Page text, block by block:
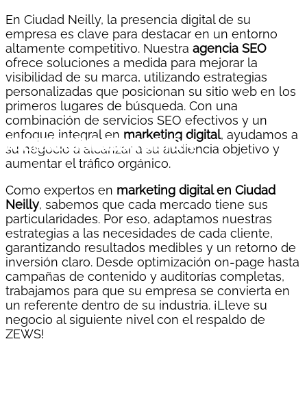
En Ciudad Neilly, la presencia digital de su
empresa es clave para destacar en un entorno
altamente competitivo. Nuestra agencia SEO
ofrece soluciones a medida para mejorar la
visibilidad de su marca, utilizando estrategias
personalizadas que posicionan su sitio web en los
primeros lugares de búsqueda. Con una
combinación de servicios SEO efectivos y un
enfoque integral en marketing digital, ayudamos a
su negocio a alcanzar a su audiencia objetivo y
aumentar el tráfico orgánico.
Como expertos en marketing digital en Ciudad
Neilly, sabemos que cada mercado tiene sus
particularidades. Por eso, adaptamos nuestras
estrategias a las necesidades de cada cliente,
garantizando resultados medibles y un retorno de
inversión claro. Desde optimización on-page hasta
campañas de contenido y auditorías completas,
trabajamos para que su empresa se convierta en
un referente dentro de su industria. ¡Lleve su
negocio al siguiente nivel con el respaldo de
ZEWS!
SOLICITARCOTIZACIÓN
VERWEBINAR
DESCARGAREBOOK